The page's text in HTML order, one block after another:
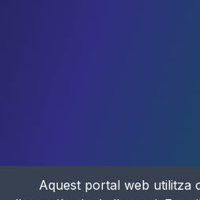
Aquest portal web utilitza